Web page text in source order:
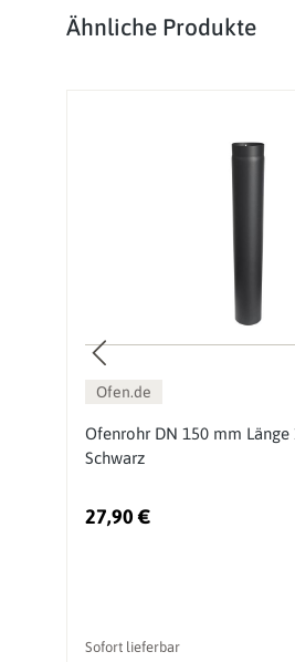
Produktgalerie überspringen
Ähnliche Produkte
Ofen.de
Ofenrohr DN 150 mm Länge
Schwarz
27,90 €
Sofort lieferbar